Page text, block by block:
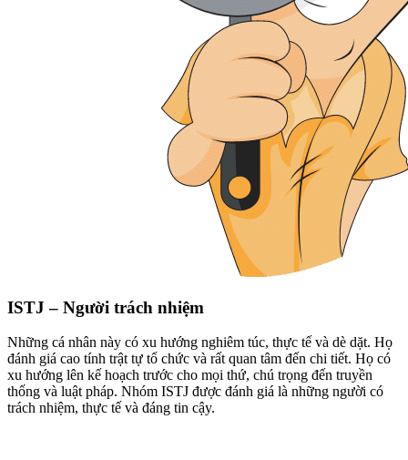
ISTJ – Người trách nhiệm
Những cá nhân này có xu hướng nghiêm túc, thực tế và dè dặt. Họ
đánh giá cao tính trật tự tổ chức và rất quan tâm đến chi tiết. Họ có
xu hướng lên kế hoạch trước cho mọi thứ, chú trọng đến truyền
thống và luật pháp. Nhóm ISTJ được đánh giá là những người có
trách nhiệm, thực tế và đáng tin cậy.